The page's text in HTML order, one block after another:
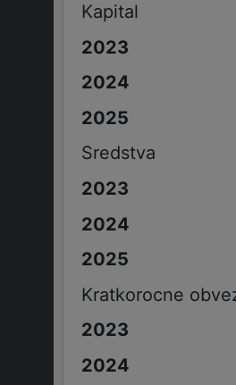
Kapital
Sredstva
Kratkorocne